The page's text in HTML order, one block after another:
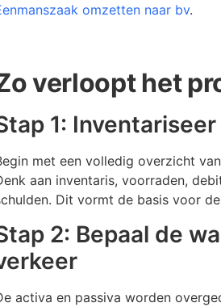
omzetten naar bv.
verloopt het
1:
met een volledig overzicht
aan inventaris, voorraden,
Dit vormt de basis voor
2: Bepaal de
activa en passiva worden